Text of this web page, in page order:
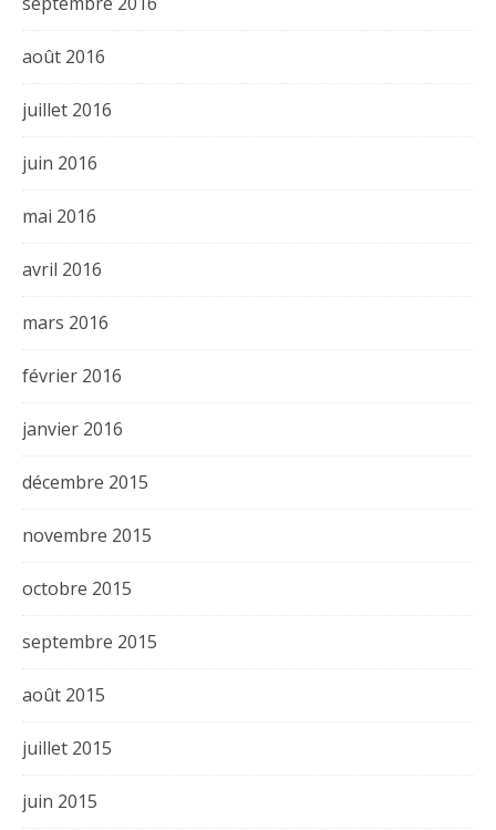
août 2016
juillet 2016
juin 2016
mai 2016
avril 2016
mars 2016
février 2016
janvier 2016
décembre 2015
novembre 2015
octobre 2015
septembre 2015
août 2015
juillet 2015
juin 2015